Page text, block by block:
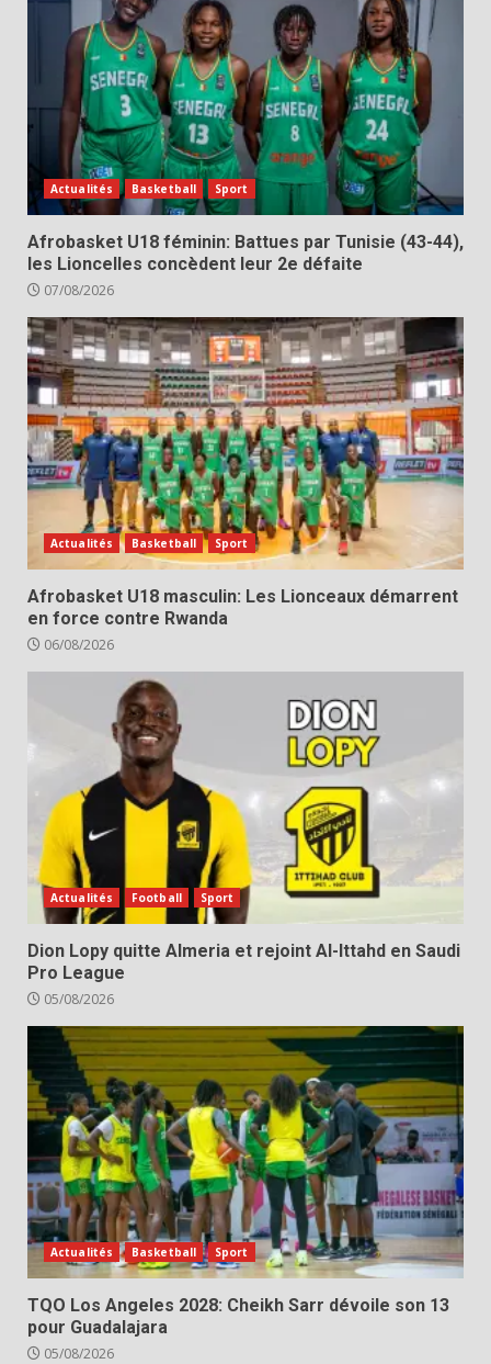
Actualités Basketball Sport
Afrobasket U18 féminin: Battues par Tunisie (43-44),
les Lioncelles concèdent leur 2e défaite
07/08/2026
Actualités Basketball Sport
Afrobasket U18 masculin: Les Lionceaux démarrent
en force contre Rwanda
06/08/2026
Actualités Football Sport
Dion Lopy quitte Almeria et rejoint Al-Ittahd en Saudi
Pro League
05/08/2026
Actualités Basketball Sport
TQO Los Angeles 2028: Cheikh Sarr dévoile son 13
pour Guadalajara
05/08/2026